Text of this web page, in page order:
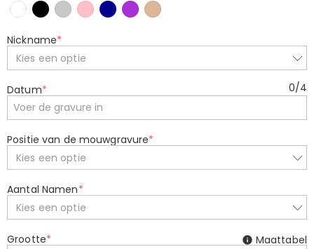
Nickname*
Kies een optie
Datum* 0/4
Positie van de mouwgravure*
Kies een optie
Aantal Namen*
Kies een optie
Grootte*
Maattabel